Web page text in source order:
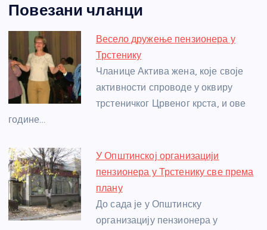
c
e
b
o
o
k
ss
e
n
g
er
itt
er
er at
s
A
p
p
a
e
e
e
Повезани чланци
Весело дружење пензионера у
Трстенику
Чланице Актива жена, које своје
активности спроводе у оквиру
трстеничког Црвеног крста, и ове
године…
У Општинској организацији
пензионера у Трстенику све према
плану
До сада је у Општинску
организацију пензионера у